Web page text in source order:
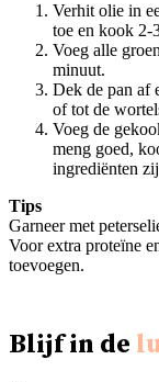
Verhit olie in
toe en kook 2-
Voeg alle
minuut.
Dek de pan af
of tot de
Voeg de
meng goed,
ingrediënten
Tips
Garneer met
Voor extra proteïne
toevoegen.
Blijf in de